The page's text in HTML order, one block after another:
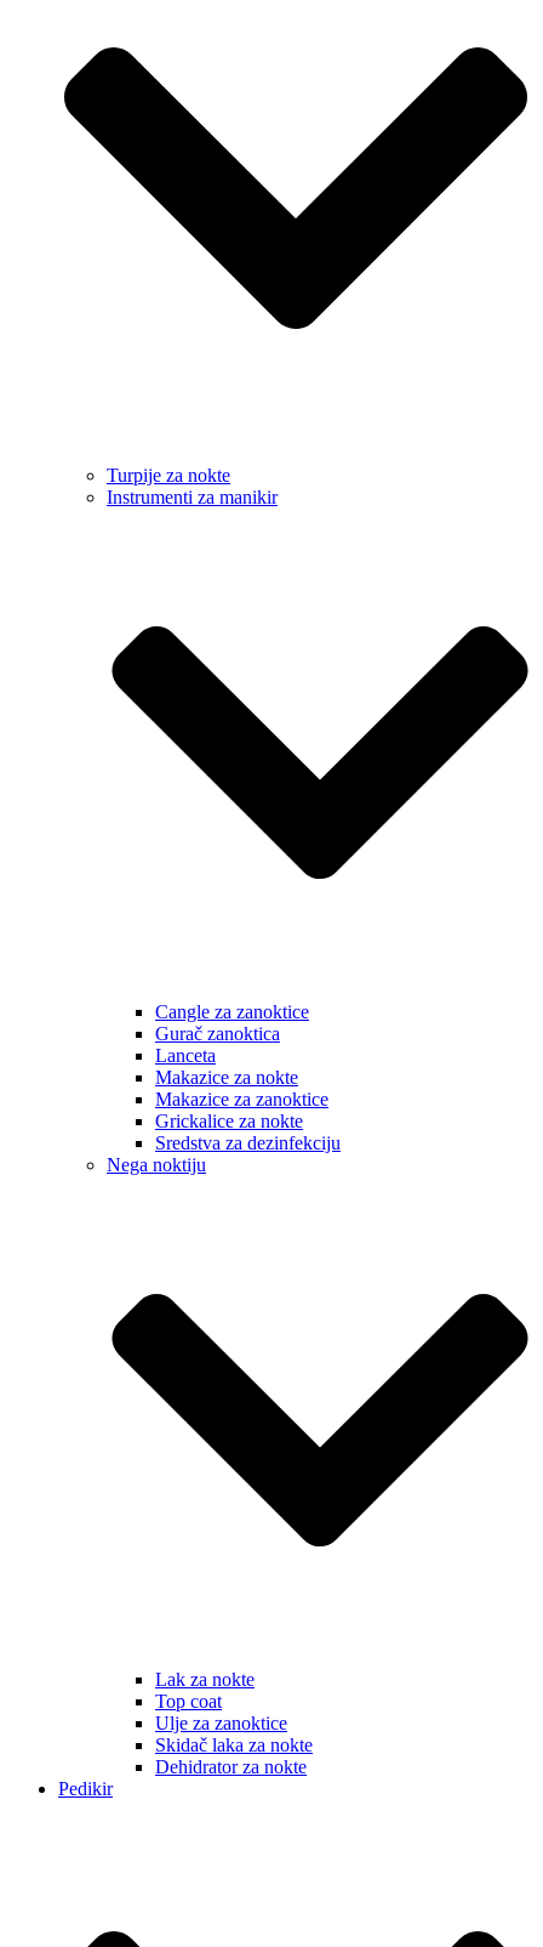
Turpije za nokte
Instrumenti za manikir
Cangle za zanoktice
Gurač zanoktica
Lanceta
Makazice za nokte
Makazice za zanoktice
Grickalice za nokte
Sredstva za dezinfekciju
Nega noktiju
Lak za nokte
Top coat
Ulje za zanoktice
Skidač laka za nokte
Dehidrator za nokte
Pedikir